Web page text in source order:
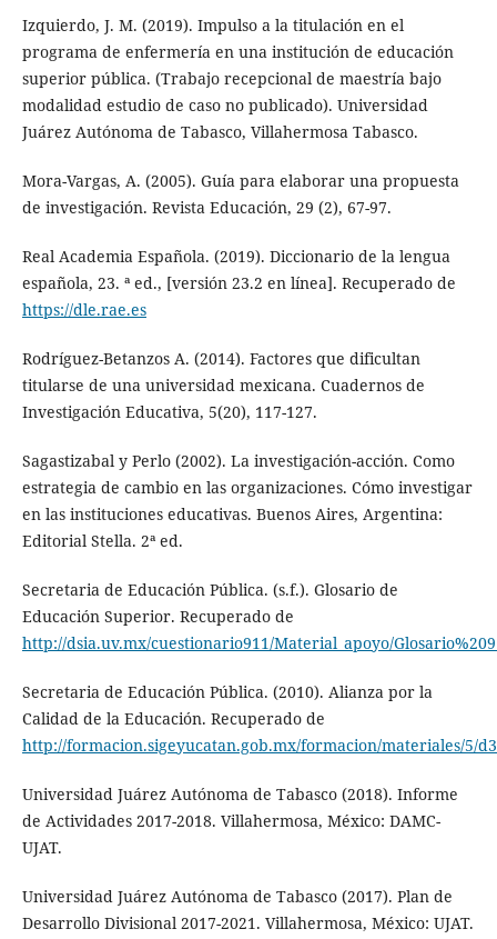
Izquierdo, J. M. (2019). Impulso a la titulación en el
programa de enfermería en una institución de educación
superior pública. (Trabajo recepcional de maestría bajo
modalidad estudio de caso no publicado). Universidad
Juárez Autónoma de Tabasco, Villahermosa Tabasco.
Mora-Vargas, A. (2005). Guía para elaborar una propuesta
de investigación. Revista Educación, 29 (2), 67-97.
Real Academia Española. (2019). Diccionario de la lengua
española, 23. ª ed., [versión 23.2 en línea]. Recuperado de
https://dle.rae.es
Rodríguez-Betanzos A. (2014). Factores que dificultan
titularse de una universidad mexicana. Cuadernos de
Investigación Educativa, 5(20), 117-127.
Sagastizabal y Perlo (2002). La investigación-acción. Como
estrategia de cambio en las organizaciones. Cómo investigar
en las instituciones educativas. Buenos Aires, Argentina:
Editorial Stella. 2ª ed.
Secretaria de Educación Pública. (s.f.). Glosario de
Educación Superior. Recuperado de
http://dsia.uv.mx/cuestionario911/Material_apoyo/
Secretaria de Educación Pública. (2010). Alianza por la
Calidad de la Educación. Recuperado de
http://formacion.sigeyucatan.gob.mx/formacion/materiales/5/d3/
Universidad Juárez Autónoma de Tabasco (2018). Informe
de Actividades 2017-2018. Villahermosa, México: DAMC-
UJAT.
Universidad Juárez Autónoma de Tabasco (2017). Plan de
Desarrollo Divisional 2017-2021. Villahermosa, México: UJAT.